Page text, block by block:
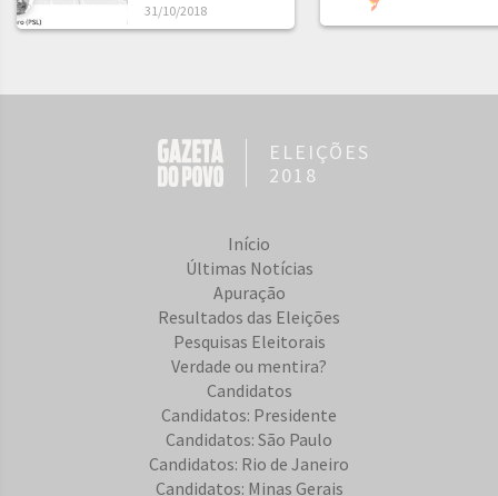
31/10/2018
ELEIÇÕES
2018
Início
Últimas Notícias
Apuração
Resultados das Eleições
Pesquisas Eleitorais
Verdade ou mentira?
Candidatos
Candidatos: Presidente
Candidatos: São Paulo
Candidatos: Rio de Janeiro
Candidatos: Minas Gerais